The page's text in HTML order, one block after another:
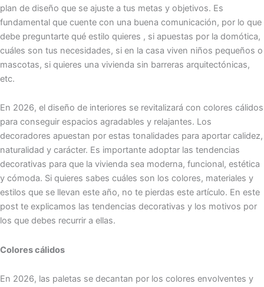
plan de diseño que se ajuste a tus metas y objetivos. Es
fundamental que cuente con una buena comunicación, por lo que
debe preguntarte qué estilo quieres , si apuestas por la domótica,
cuáles son tus necesidades, si en la casa viven niños pequeños o
mascotas, si quieres una vivienda sin barreras arquitectónicas,
etc.
En 2026, el diseño de interiores se revitalizará con colores cálidos
para conseguir espacios agradables y relajantes. Los
decoradores apuestan por estas tonalidades para aportar calidez,
naturalidad y carácter. Es importante adoptar las tendencias
decorativas para que la vivienda sea moderna, funcional, estética
y cómoda. Si quieres sabes cuáles son los colores, materiales y
estilos que se llevan este año, no te pierdas este artículo. En este
post te explicamos las tendencias decorativas y los motivos por
los que debes recurrir a ellas.
Colores cálidos
En 2026, las paletas se decantan por los colores envolventes y